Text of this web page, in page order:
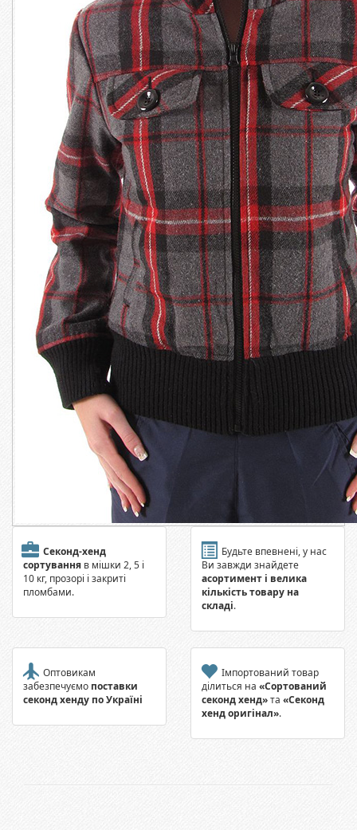
Секонд-хенд
сортування в мішки 2, 5 і
10 кг, прозорі і закриті
пломбами.
Будьте впевнені, у нас
Ви завжди знайдете
асортимент і велика
кількість товару на
складі.
Оптовикам
забезпечуємо поставки
секонд хенду по Україні
Імпортований товар
ділиться на «Сортований
секонд хенд»та «Секонд
хенд оригінал».